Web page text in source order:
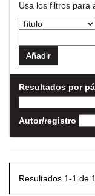
Usa los filtros para
Resultados por
Autor/registro
Resultados 1-1 de 1.